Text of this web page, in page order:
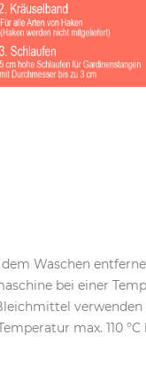
Waschen
bei einer
verwenden
max. 110 °C